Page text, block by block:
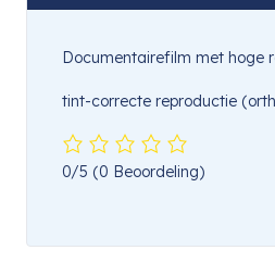
Documentairefilm met hoge
tint-correcte reproductie
0/5 (0 Beoordeling)